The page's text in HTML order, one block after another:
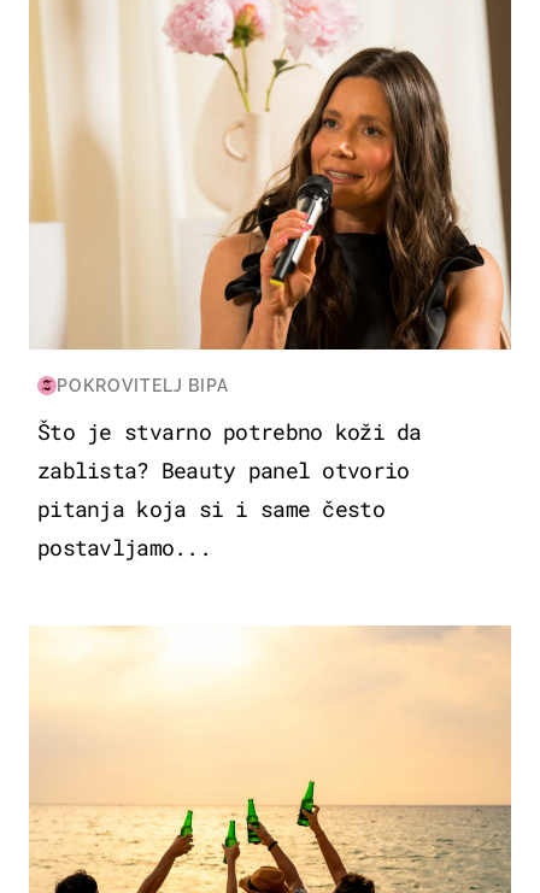
POKROVITELJ BIPA
Što je stvarno potrebno koži da
zablista? Beauty panel otvorio
pitanja koja si i same često
postavljamo...